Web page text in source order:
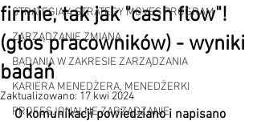
STRATEGIA 4 STRATEGY MOVES PROGRAM
ZARZĄDZANIE ZMIANĄ
BADANIA W ZAKRESIE ZARZĄDZANIA
KARIERA MENEDŻERA, MENEDŻERKI
PROFESJONALNE ZARZĄDZANIE
firmie, tak jak "cash flow"!
(głos pracowników) - wyniki
badań
Zaktualizowano: 17 kwi 2024
O komunikacji powiedziano i napisano